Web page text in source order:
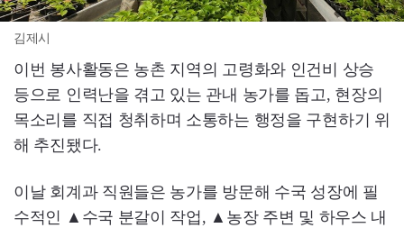
김제시
이번 봉사활동은 농촌 지역의 고령화와 인건비 상승
등으로 인력난을 겪고 있는 관내 농가를 돕고, 현장의
목소리를 직접 청취하며 소통하는 행정을 구현하기 위
해 추진됐다.
이날 회계과 직원들은 농가를 방문해 수국 성장에 필
수적인 ▲수국 분갈이 작업, ▲농장 주변 및 하우스 내